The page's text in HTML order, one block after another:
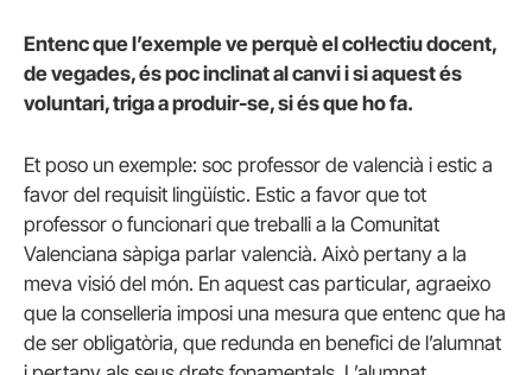
Entenc que l’exemple ve perquè el col·lectiu docent,
de vegades, és poc inclinat al canvi i si aquest és
voluntari, triga a produir-se, si és que ho fa.
Et poso un exemple: soc professor de valencià i estic a
favor del requisit lingüístic. Estic a favor que tot
professor o funcionari que treballi a la Comunitat
Valenciana sàpiga parlar valencià. Això pertany a la
meva visió del món. En aquest cas particular, agraeixo
que la conselleria imposi una mesura que entenc que ha
de ser obligatòria, que redunda en benefici de l’alumnat